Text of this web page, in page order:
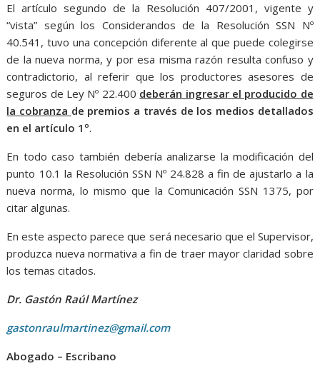
El artículo segundo de la Resolución 407/2001, vigente y
“vista” según los Considerandos de la Resolución SSN Nº
40.541, tuvo una concepción diferente al que puede colegirse
de la nueva norma, y por esa misma razón resulta confuso y
contradictorio, al referir que los productores asesores de
seguros de Ley Nº 22.400 deberán ingresar el producido de
la cobranza de premios a través de los medios detallados
en el artículo 1º.
En todo caso también debería analizarse la modificación del
punto 10.1 la Resolución SSN Nº 24.828 a fin de ajustarlo a la
nueva norma, lo mismo que la Comunicación SSN 1375, por
citar algunas.
En este aspecto parece que será necesario que el Supervisor,
produzca nueva normativa a fin de traer mayor claridad sobre
los temas citados.
Dr. Gastón Raúl Martínez
gastonraulmartinez@gmail.com
Abogado – Escribano